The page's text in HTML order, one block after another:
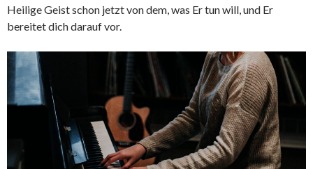
Heilige Geist schon jetzt von dem, was Er tun will, und Er
bereitet dich darauf vor.